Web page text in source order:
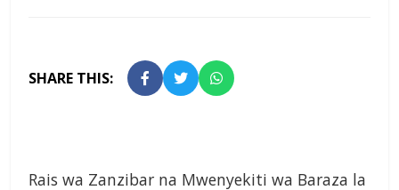
SHARE THIS:
Rais wa Zanzibar na Mwenyekiti wa Baraza la